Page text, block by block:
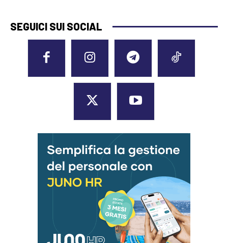
SEGUICI SUI SOCIAL